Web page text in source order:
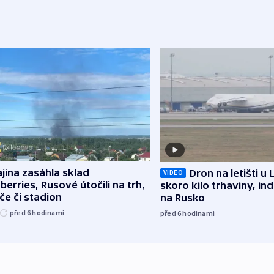
zasáhla sklad
Rusové útočili na trh,
či stadion
před 6hodinami
VIDEO
Dron na letišti u
skoro kilo trhaviny,
na Rusko
před 6hodinami